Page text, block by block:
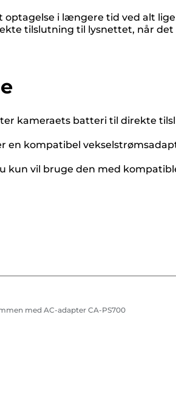
optagelse i længere tid ved alt
tilslutning til lysnettet, når
kameraets batteri til direkte
en kompatibel
kun vil bruge den med
med AC-adapter CA-PS700